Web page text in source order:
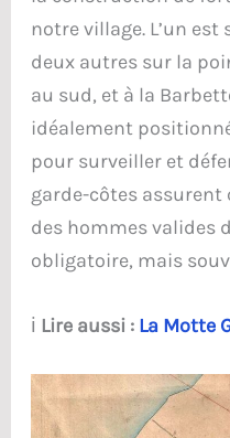
notre village. L’un
deux autres sur la
au sud, et à la
idéalement
pour surveiller et
garde-côtes
des hommes valides
obligatoire, mais
ℹ️ Lire aussi : La Motte